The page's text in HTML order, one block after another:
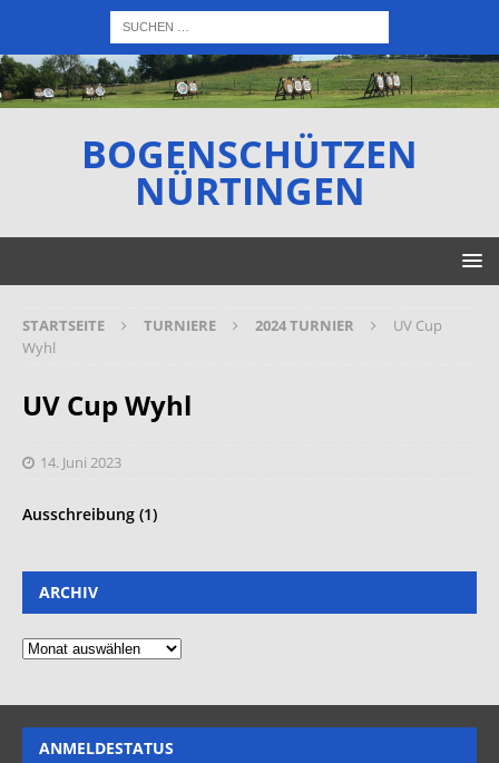
BOGENSCHÜTZEN
NÜRTINGEN
STARTSEITE TURNIERE 2024 TURNIER
UV Cup
Wyhl
UV Cup Wyhl
14. Juni 2023
Ausschreibung (1)
ARCHIV
ANMELDESTATUS